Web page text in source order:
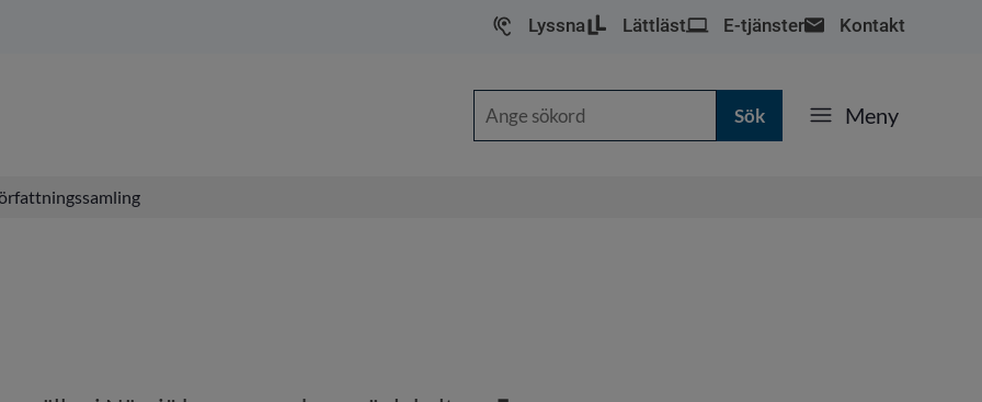
Lyssna Lättläst E-tjänster Kontakt
Meny